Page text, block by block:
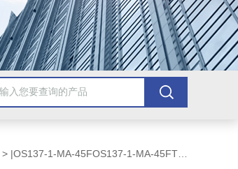
> |OS137-1-MA-45FOS137-1-MA-45FT热电偶 美国OMEGA*包邮